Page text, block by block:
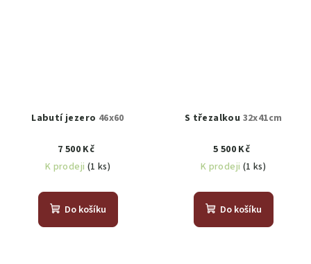
Labutí jezero 46x60
7 500 Kč
K prodeji (1 ks)
Do košíku
S třezalkou 32x41cm
5 500 Kč
K prodeji (1 ks)
Do košíku